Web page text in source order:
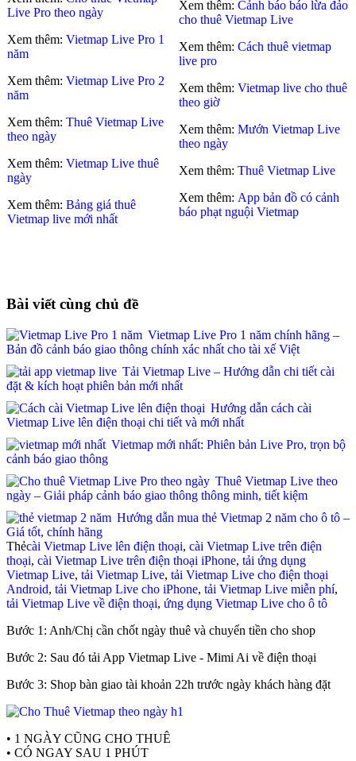
Live Pro theo ngày
Xem thêm: Vietmap Live Pro 1
năm
Xem thêm: Vietmap Live Pro 2
năm
Xem thêm: Thuê Vietmap Live
theo ngày
Xem thêm: Vietmap Live thuê
ngày
Xem thêm: Bảng giá thuê
Vietmap live mới nhất
Xem thêm: Cảnh báo báo lừa đảo
cho thuê Vietmap Live
Xem thêm: Cách thuê vietmap
live pro
Xem thêm: Vietmap live cho thuê
theo giờ
Xem thêm: Mướn Vietmap Live
theo ngày
Xem thêm: Thuê Vietmap Live
Xem thêm: App bản đồ có cảnh
báo phạt nguội Vietmap
Bài viết cùng chủ đề
Vietmap Live Pro 1 năm chính hãng –
Bản đồ cảnh báo giao thông chính xác nhất cho tài xế Việt
Tải Vietmap Live – Hướng dẫn chi tiết cài
đặt & kích hoạt phiên bản mới nhất
Hướng dẫn cách cài
Vietmap Live lên điện thoại chi tiết và mới nhất
Vietmap mới nhất: Phiên bản Live Pro, trọn bộ
cảnh báo giao thông
Thuê Vietmap Live theo
ngày – Giải pháp cảnh báo giao thông thông minh, tiết kiệm
Hướng dẫn mua thẻ Vietmap 2 năm cho ô tô –
Giá tốt, chính hãng
Thẻcài Vietmap Live lên điện thoại, cài Vietmap Live trên điện
thoại, cài Vietmap Live trên điện thoại iPhone, tải ứng dụng
Vietmap Live, tải Vietmap Live, tải Vietmap Live cho điện thoại
Android, tải Vietmap Live cho iPhone, tải Vietmap Live miễn phí,
tải Vietmap Live về điện thoại, ứng dụng Vietmap Live cho ô tô
Bước 1: Anh/Chị cần chốt ngày thuê và chuyển tiền cho shop
Bước 2: Sau đó tải App Vietmap Live - Mimi Ai về điện thoại
Bước 3: Shop bàn giao tài khoản 22h trước ngày khách hàng đặt
• 1 NGÀY CŨNG CHO THUÊ
• CÓ NGAY SAU 1 PHÚT